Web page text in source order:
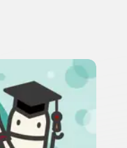
人或關鍵字